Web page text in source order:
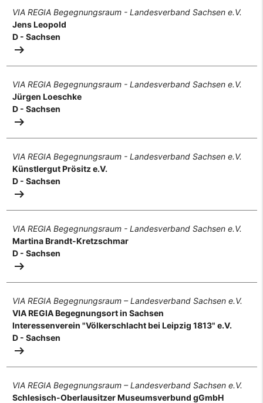
VIA REGIA Begegnungsraum - Landesverband Sachsen e.V.
Jens Leopold
D - Sachsen
arrow_right_alt
VIA REGIA Begegnungsraum - Landesverband Sachsen e.V.
Jürgen Loeschke
D - Sachsen
arrow_right_alt
VIA REGIA Begegnungsraum - Landesverband Sachsen e.V.
Künstlergut Prösitz e.V.
D - Sachsen
arrow_right_alt
VIA REGIA Begegnungsraum - Landesverband Sachsen e.V.
Martina Brandt-Kretzschmar
D - Sachsen
arrow_right_alt
VIA REGIA Begegnungsraum – Landesverband Sachsen e.V.
VIA REGIA Begegnungsort in Sachsen
Interessenverein "Völkerschlacht bei Leipzig 1813" e.V.
D - Sachsen
arrow_right_alt
VIA REGIA Begegnungsraum – Landesverband Sachsen e.V.
Schlesisch-Oberlausitzer Museumsverbund gGmbH